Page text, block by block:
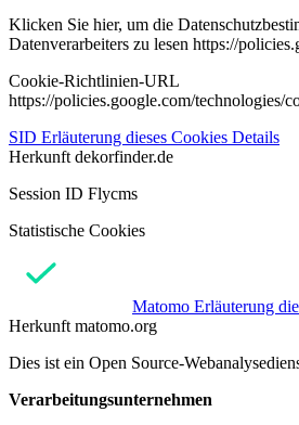
Klicken Sie hier, um die
Datenverarbeiters zu lesen https://
Cookie-Richtlinien-URL
https://policies.google.com/technologies/
SID Erläuterung dieses Cookies Details
Herkunft dekorfinder.de
Session ID Flycms
Statistische Cookies
Matomo Erläuterung
Herkunft matomo.org
Dies ist ein Open Source-
Verarbeitungsunternehmen